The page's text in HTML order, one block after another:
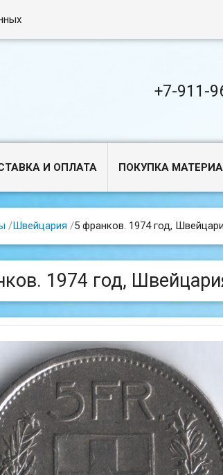
+7-911-
И ОПЛАТА ПОКУПКА
/Швейцария /5 франков. 1974 год,
1974 год,